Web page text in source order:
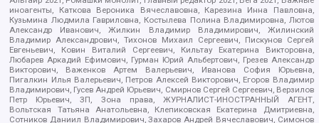
иноагенты, Каткова Вероника Вячеславовна, Карезина Инна Павловна,
Кузьмина Людмила Гавриловна, Костылева Полина Владимировна, Лютов
Александр Иванович, Жилкин Владимир Владимирович, Жилинский
Владимир Александрович, Тихонов Михаил Сергеевич, Пискунов Сергей
Евгеньевич, Ковин Виталий Сергеевич, Кильтау Екатерина Викторовна,
Любарев Аркадий Ефимович, Гурман Юрий Альбертович, Грезев Александр
Викторович, Важенков Артем Валерьевич, Иванова София Юрьевна,
Пигалкин Илья Валерьевич, Петров Алексей Викторович, Егоров Владимир
Владимирович, Гусев Андрей Юрьевич, Смирнов Сергей Сергеевич, Верзилов
Петр Юрьевич, ЗП, Зона права, ЖУРНАЛИСТ-ИНОСТРАННЫЙ АГЕНТ,
Вольтская Татьяна Анатольевна, Клепиковская Екатерина Дмитриевна,
Сотников Даниил Владимирович, Захаров Андрей Вячеславович, Симонов